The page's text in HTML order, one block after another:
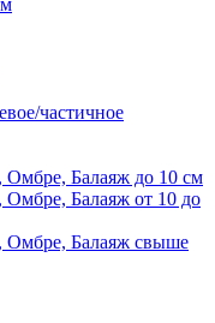
частичное
Балаяж до 10 см
Балаяж от 10 до
Омбре, Балаяж свыше